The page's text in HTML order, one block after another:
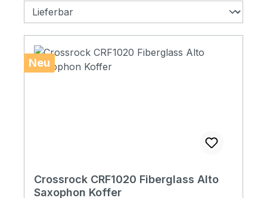
Neu
Crossrock CRF1020 Fiberglass Alto
Saxophon Koffer